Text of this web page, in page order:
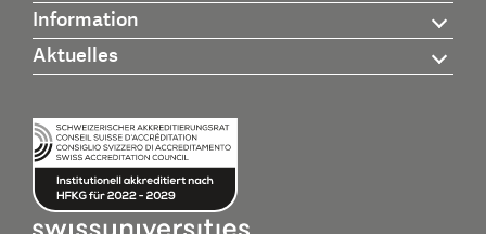
Information
Aktuelles